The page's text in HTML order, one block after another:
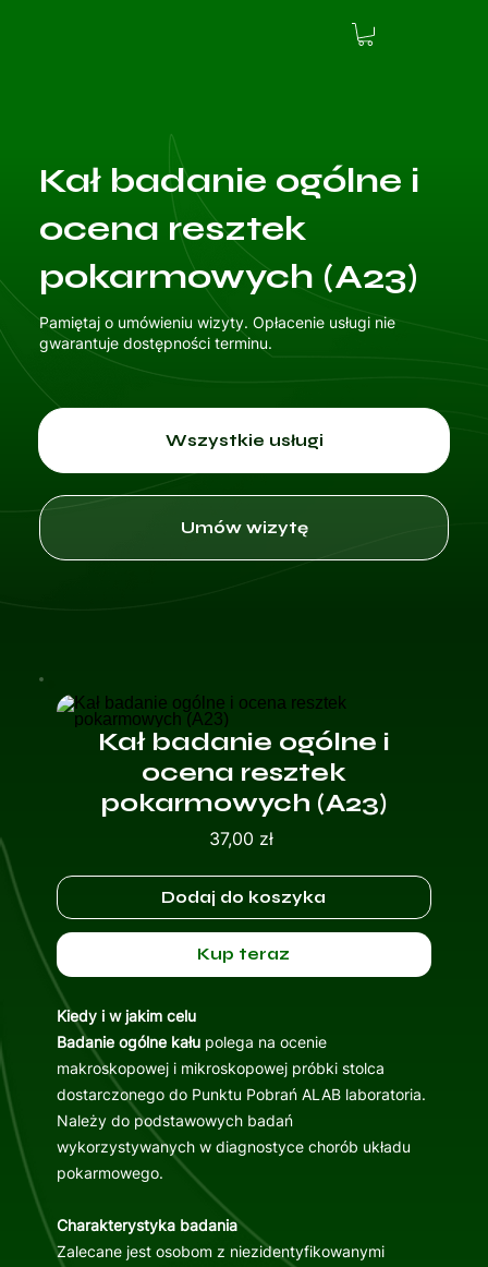
Kał badanie ogólne i
ocena resztek
pokarmowych (A23)
Pamiętaj o umówieniu wizyty. Opłacenie usługi nie
gwarantuje dostępności terminu.
Wszystkie usługi
Umów wizytę
Kał badanie ogólne i
ocena resztek
pokarmowych (A23)
37,00 złCena
Dodaj do koszyka
Kup teraz
Kiedy i w jakim celu
Badanie ogólne kałupolega na ocenie
makroskopowej i mikroskopowej próbki stolca
dostarczonego do Punktu Pobrań ALAB laboratoria.
Należy do podstawowych badań
wykorzystywanych w diagnostyce chorób układu
pokarmowego.
Charakterystyka badania
Zalecane jest osobom z niezidentyfikowanymi